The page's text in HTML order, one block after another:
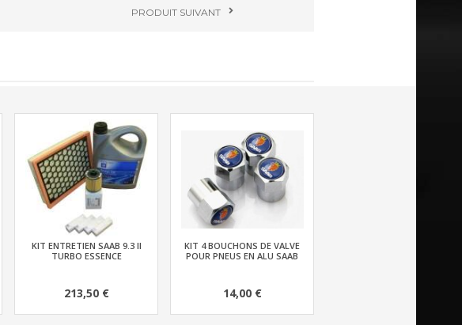
PRODUIT SUIVANT
KIT ENTRETIEN SAAB 9.3 II
TURBO ESSENCE
213,50 €
KIT 4 BOUCHONS DE VALVE
POUR PNEUS EN ALU SAAB
14,00 €